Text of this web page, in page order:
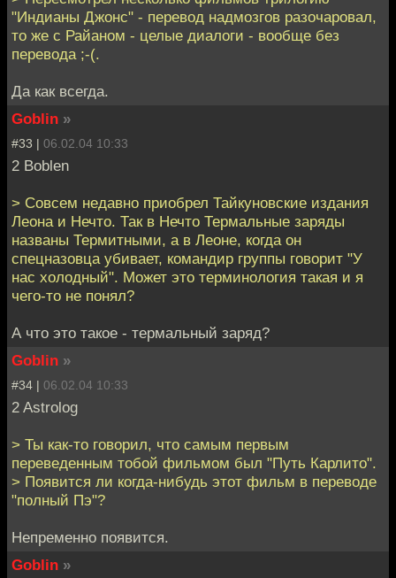
"Индианы Джонс" - перевод надмозгов разочаровал,
то же с Райаном - целые диалоги - вообще без
перевода ;-(.
Да как всегда.
Goblin »
#33 | 06.02.04 10:33
2 Boblen
> Совсем недавно приобрел Тайкуновские издания
Леона и Нечто. Так в Нечто Термальные заряды
названы Термитными, а в Леоне, когда он
спецназовца убивает, командир группы говорит "У
нас холодный". Может это терминология такая и я
чего-то не понял?
А что это такое - термальный заряд?
Goblin »
#34 | 06.02.04 10:33
2 Astrolog
> Ты как-то говорил, что самым первым
переведенным тобой фильмом был "Путь Карлито".
> Появится ли когда-нибудь этот фильм в переводе
"полный Пэ"?
Непременно появится.
Goblin »